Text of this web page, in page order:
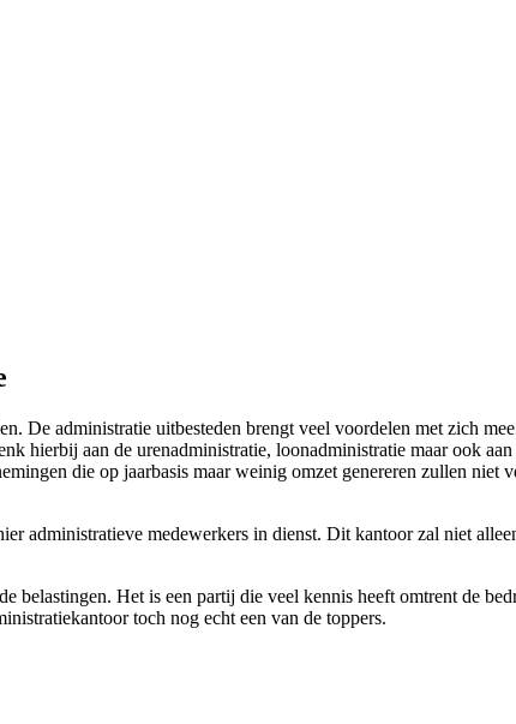
De administratie uitbesteden brengt veel voordelen met zich
hierbij aan de urenadministratie, loonadministratie maar ook
die op jaarbasis maar weinig omzet genereren zullen niet
administratieve medewerkers in dienst. Dit kantoor zal niet
Het is een partij die veel kennis heeft omtrent de
toch nog echt een van de toppers.